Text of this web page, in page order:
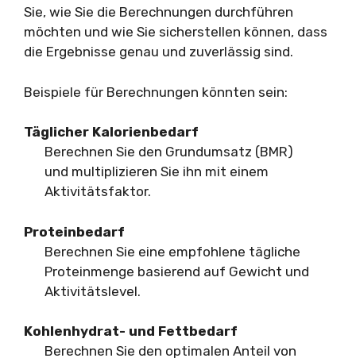
Sie, wie Sie die Berechnungen durchführen
möchten und wie Sie sicherstellen können, dass
die Ergebnisse genau und zuverlässig sind.
Beispiele für Berechnungen könnten sein:
Täglicher Kalorienbedarf
Berechnen Sie den Grundumsatz (BMR)
und multiplizieren Sie ihn mit einem
Aktivitätsfaktor.
Proteinbedarf
Berechnen Sie eine empfohlene tägliche
Proteinmenge basierend auf Gewicht und
Aktivitätslevel.
Kohlenhydrat- und Fettbedarf
Berechnen Sie den optimalen Anteil von